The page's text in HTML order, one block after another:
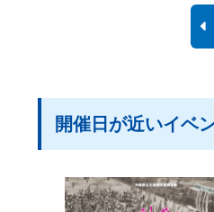
開催日が近いイベ